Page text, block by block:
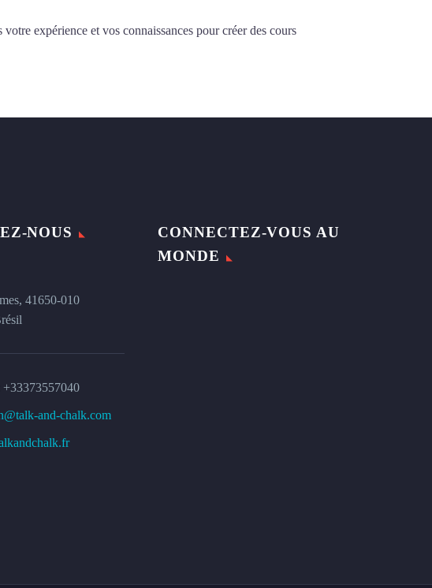
expérience et vos connaissances pour créer des cours
NOUS
41650-010
+33373557040
and-chalk.com
CONNECTEZ-VOUS AU
MONDE